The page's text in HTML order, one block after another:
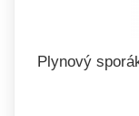
Plynový